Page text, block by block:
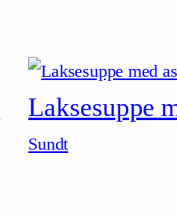
Laksesuppe
Sundt